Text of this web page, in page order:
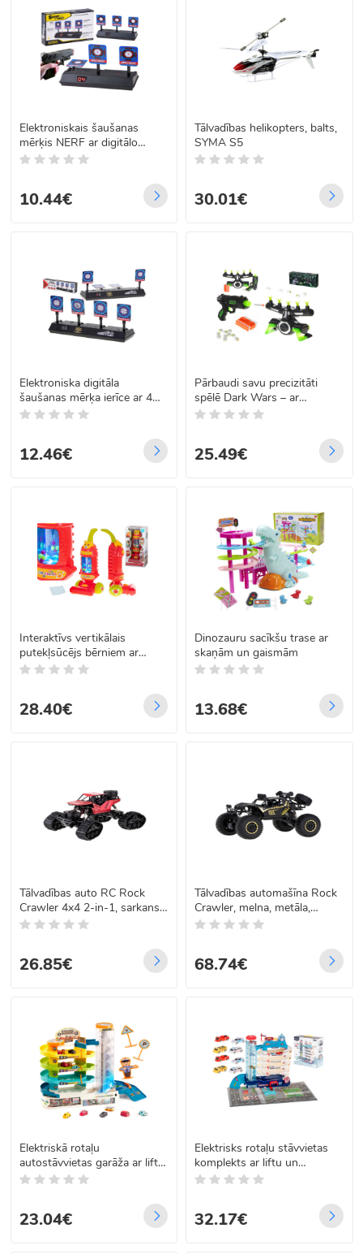
Elektroniskais šaušanas
mērķis NERF ar digitālo
punktu skaitītāju, 3 mērķi,
10.44€
Tālvadības helikopters, balts,
SYMA S5
30.01€
Elektroniska digitāla
šaušanas mērķa ierīce ar 4
mērķiem un skaitītāju
12.46€
Pārbaudi savu precizitāti
spēlē Dark Wars – ar
lidojošiem mērķiem un rotaļu
25.49€
Interaktīvs vertikālais
putekļsūcējs bērniem ar
skaņu, aveņu krāsā, 46cm
28.40€
Dinozauru sacīkšu trase ar
skaņām un gaismām
13.68€
Tālvadības auto RC Rock
Crawler 4x4 2-in-1, sarkans,
LHC012
26.85€
Tālvadības automašīna Rock
Crawler, melna, metāla,
2,4GHz 1:8 51cm
68.74€
Elektriskā rotaļu
autostāvvietas garāža ar liftu,
4 līmeņi, 6 automašīnas
23.04€
Elektrisks rotaļu stāvvietas
komplekts ar liftu un
automašīnām, 5 līmeņi, 8
32.17€